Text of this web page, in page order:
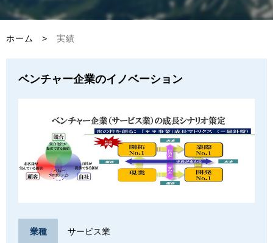
ホーム > 実績
ベンチャー企業のイノベーション
業種 サービス業